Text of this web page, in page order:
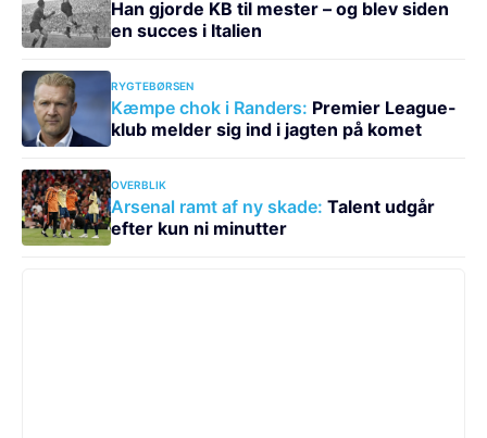
Han gjorde KB til mester – og blev siden
en succes i Italien
RYGTEBØRSEN
Kæmpe chok i Randers: Premier League-
klub melder sig ind i jagten på komet
OVERBLIK
Arsenal ramt af ny skade: Talent udgår
efter kun ni minutter